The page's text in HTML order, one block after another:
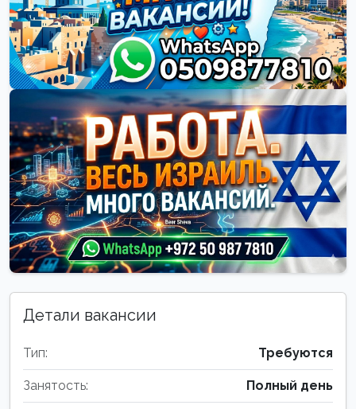
Детали вакансии
Тип: Требуются
Занятость: Полный день